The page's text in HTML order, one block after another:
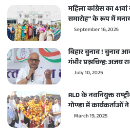
महिला कांग्रेस का
समारोह” के रूप में
September 16, 2025
बिहार चुनाव ! चुनाव
गंभीर प्रश्नचिन्ह: अजय
July 10, 2025
RLD के नवनियुक्त
गोण्डा में कार्यकर्ताओं
March 19, 2025